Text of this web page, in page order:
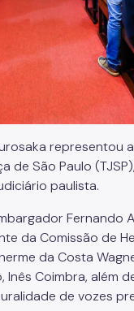
representou
de São Paulo
paulista.
Fernando
da Comissão de
da Costa
Coimbra, além
de vozes